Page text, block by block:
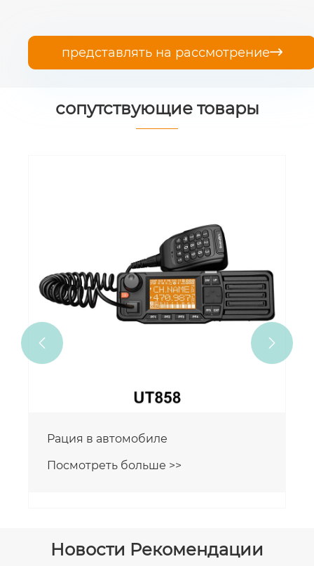
представлять на рассмотрение
сопутствующие товары
Рации для общественных сетей для
 
Новости Рекомендации